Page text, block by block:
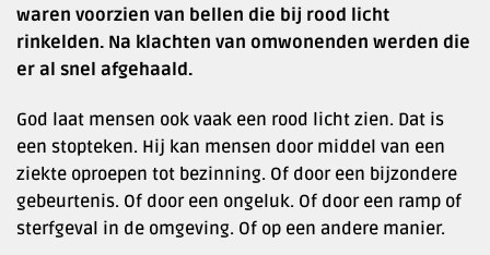
waren voorzien van bellen die bij rood licht
rinkelden. Na klachten van omwonenden werden die
er al snel afgehaald.
God laat mensen ook vaak een rood licht zien. Dat is
een stopteken. Hij kan mensen door middel van een
ziekte oproepen tot bezinning. Of door een bijzondere
gebeurtenis. Of door een ongeluk. Of door een ramp of
sterfgeval in de omgeving. Of op een andere manier.